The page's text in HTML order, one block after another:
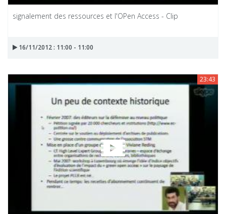
signalement des ressources et l'OPen Access - Clip
16/11/2012 : 11:00 - 11:00
23:43